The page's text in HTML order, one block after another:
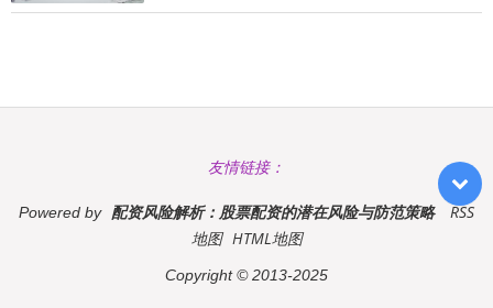
友情链接：
Powered by 配资风险解析：股票配资的潜在风险与防范策略
RSS
地图 HTML地图
Copyright© 2013-2025